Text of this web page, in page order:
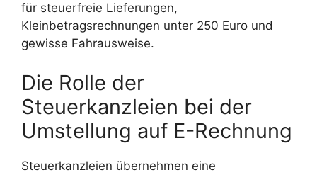
für steuerfreie Lieferungen,
Kleinbetragsrechnungen unter 250 Euro und
gewisse Fahrausweise.
Die Rolle der
Steuerkanzleien bei der
Umstellung auf E-Rechnung
Steuerkanzleien übernehmen eine